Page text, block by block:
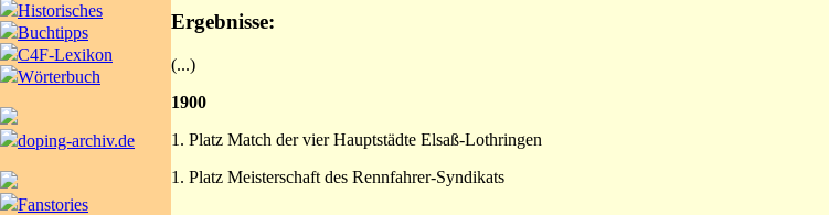
Historisches
Buchtipps
C4F-Lexikon
Wörterbuch
doping-archiv.de
Fanstories
Ergebnisse:
(...)
1900
1. Platz Match der vier Hauptstädte Elsaß-Lothringen
1. Platz Meisterschaft des Rennfahrer-Syndikats